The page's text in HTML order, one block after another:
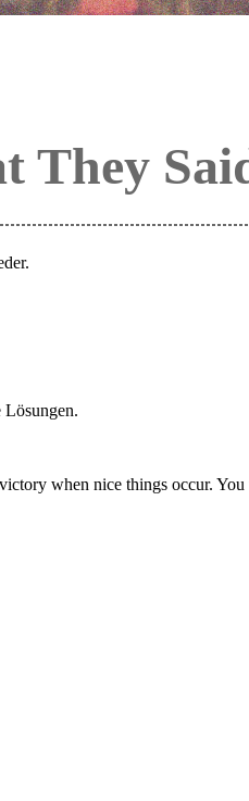
They
Lösungen.
when nice things occur.